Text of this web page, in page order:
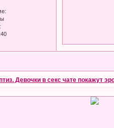
Девочки в секс чате покажут